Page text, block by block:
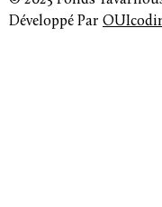
Développé Par